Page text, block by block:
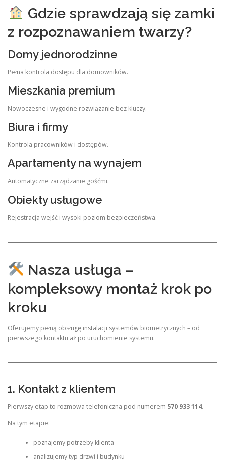
Gdzie sprawdzają się zamki
z rozpoznawaniem twarzy?
Domy jednorodzinne
Pełna kontrola dostępu dla domowników.
Mieszkania premium
Nowoczesne i wygodne rozwiązanie bez kluczy.
Biura i firmy
Kontrola pracowników i dostępów.
Apartamenty na wynajem
Automatyczne zarządzanie gośćmi.
Obiekty usługowe
Rejestracja wejść i wysoki poziom bezpieczeństwa.
Nasza usługa –
kompleksowy montaż krok po
kroku
Oferujemy pełną obsługę instalacji systemów biometrycznych – od
pierwszego kontaktu aż po uruchomienie systemu.
1. Kontakt z klientem
Pierwszy etap to rozmowa telefoniczna pod numerem 570 933 114.
Na tym etapie:
poznajemy potrzeby klienta
analizujemy typ drzwi i budynku